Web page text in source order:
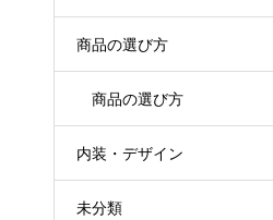
商品の選び方
商品の選び方
内装・デザイン
未分類